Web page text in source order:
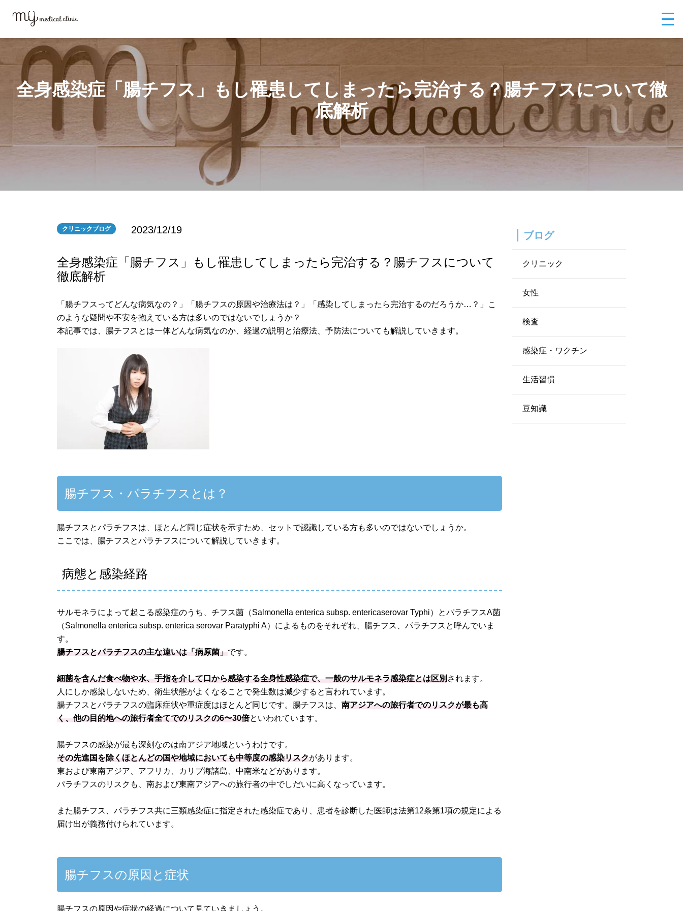
全身感染症「腸チフス」もし罹患してしまったら完治する？腸チフスについて徹
底解析
クリニックブログ 2023/12/19
全身感染症「腸チフス」もし罹患してしまったら完治する？腸チフスについて
徹底解析
「腸チフスってどんな病気なの？」「腸チフスの原因や治療法は？」「感染してしまったら完治するのだろうか…？」こ
のような疑問や不安を抱えている方は多いのではないでしょうか？
本記事では、腸チフスとは一体どんな病気なのか、経過の説明と治療法、予防法についても解説していきます。
腸チフス・パラチフスとは？
腸チフスとパラチフスは、ほとんど同じ症状を示すため、セットで認識している方も多いのではないでしょうか。
ここでは、腸チフスとパラチフスについて解説していきます。
病態と感染経路
サルモネラによって起こる感染症のうち、チフス菌（Salmonella enterica subsp. entericaserovar Typhi）とパラチフスA菌
（Salmonella enterica subsp. enterica serovar Paratyphi A）によるものをそれぞれ、腸チフス、パラチフスと呼んでいま
す。
腸チフスとパラチフスの主な違いは「病原菌」 です。
細菌を含んだ食べ物や水、手指を介して口から感染する全身性感染症で、一般のサルモネラ感染症とは区別 されます。
人にしか感染しないため、衛生状態がよくなることで発生数は減少すると言われています。
腸チフスとパラチフスの臨床症状や重症度はほとんど同じです。腸チフスは、南アジアへの旅行者でのリスクが最も高
く、他の目的地への旅行者全てでのリスクの6〜30倍といわれています。
腸チフスの感染が最も深刻なのは南アジア地域というわけです。
その先進国を除くほとんどの国や地域においても中等度の感染リスクがあります。
東および東南アジア、アフリカ、カリブ海諸島、中南米などがあります。
パラチフスのリスクも、南および東南アジアへの旅行者の中でしだいに高くなっています。
また腸チフス、パラチフス共に三類感染症に指定された感染症であり、患者を診断した医師は法第12条第1項の規定による
届け出が義務付けられています。
腸チフスの原因と症状
腸チフスの原因や症状の経過について見ていきましょう。
ブログ
クリニック
女性
検査
感染症・ワクチン
生活習慣
豆知識